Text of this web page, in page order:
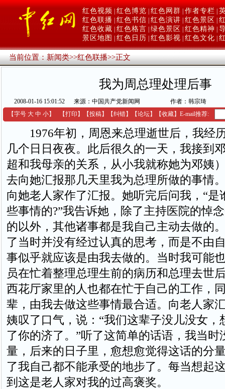
红色视频 红色博览 红色网群 作者专栏
红色联播 红色书信 红色演讲 红色景区
红色收藏 红色格言 绿色景区 红色精神
景区地图
红色日历 红色影视 红色文化
当前位置：新闻类>>红色联播>>正文
我为周总理处理后事
2008-01-16 15:01:52 来源：中国共产党新闻网
作者：韩宗琦
【字号 大 中 小】 【打印 】 【投稿】 【纠错】 【论坛】 【收藏】 E-mail推荐:
1976年初，周恩来总理逝世后，我经
几个日日夜夜。此后很久的一天，我接到
超和我母亲的关系，从小我就称她为邓姨
去向她汇报那几天里我为总理所做的事情
向她老人家作了汇报。她听完后问我，“是
些事情的?”我告诉她，除了主持医院的悼
的以外，其他诸事都是我自己主动去做的
了当时并没有经过认真的思考，而是不由
事似乎就应该是由我去做的。当时我可能
员在忙着整理总理生前的病历和总理去世
西花厅家里的人也都在忙于自己的工作，
辈，由我去做这些事情最合适。向老人家
姨叹了口气，说：“我们这辈子没儿没女，
了你的济了。”听了这简单的话语，我当时
量，后来的日子里，愈想愈觉得这话的分
了我自己都不能承受的地步了。每当想起
到这是老人家对我的过高褒奖。